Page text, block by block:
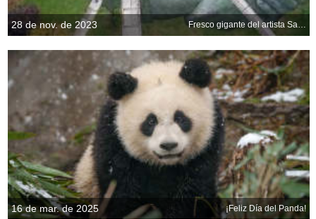
28 de nov. de 2023 Fresco gigante del artista Saype en Estambul, Turquía
16 de mar. de 2025 ¡Feliz Día del Panda!